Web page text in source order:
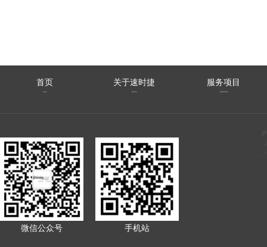
首页 关于速时捷 服务项目
微信公众号 手机站